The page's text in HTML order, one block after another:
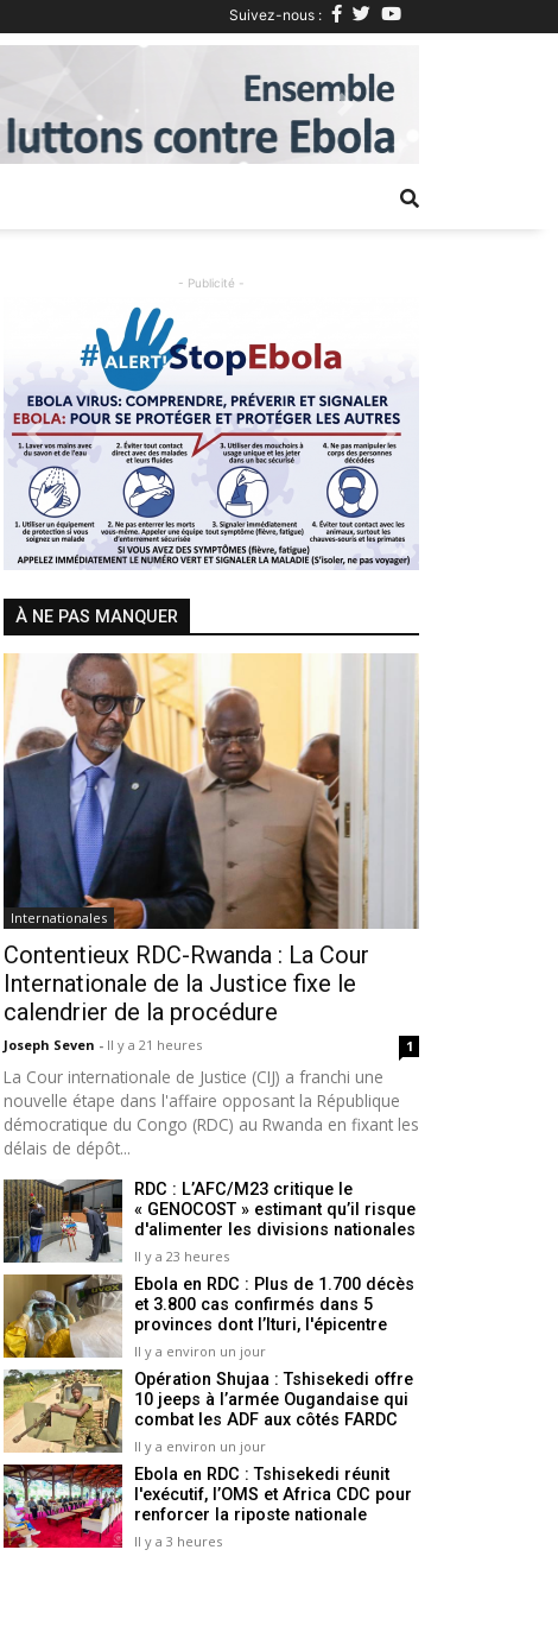
Suivez-nous :
Next
- Publicité -
Previous Next
À NE PAS MANQUER
Internationales
Contentieux RDC-Rwanda : La Cour
Internationale de la Justice fixe le
calendrier de la procédure
Joseph Seven - Il y a 21 heures 1
La Cour internationale de Justice (CIJ) a franchi une
nouvelle étape dans l'affaire opposant la République
démocratique du Congo (RDC) au Rwanda en fixant les
délais de dépôt...
RDC : L’AFC/M23 critique le
« GENOCOST » estimant qu’il risque
d'alimenter les divisions nationales
Il y a 23 heures
Ebola en RDC : Plus de 1.700 décès
et 3.800 cas confirmés dans 5
provinces dont l’Ituri, l'épicentre
Il y a environ un jour
Opération Shujaa : Tshisekedi offre
10 jeeps à l’armée Ougandaise qui
combat les ADF aux côtés FARDC
Il y a environ un jour
Ebola en RDC : Tshisekedi réunit
l'exécutif, l’OMS et Africa CDC pour
renforcer la riposte nationale
Il y a 3 heures